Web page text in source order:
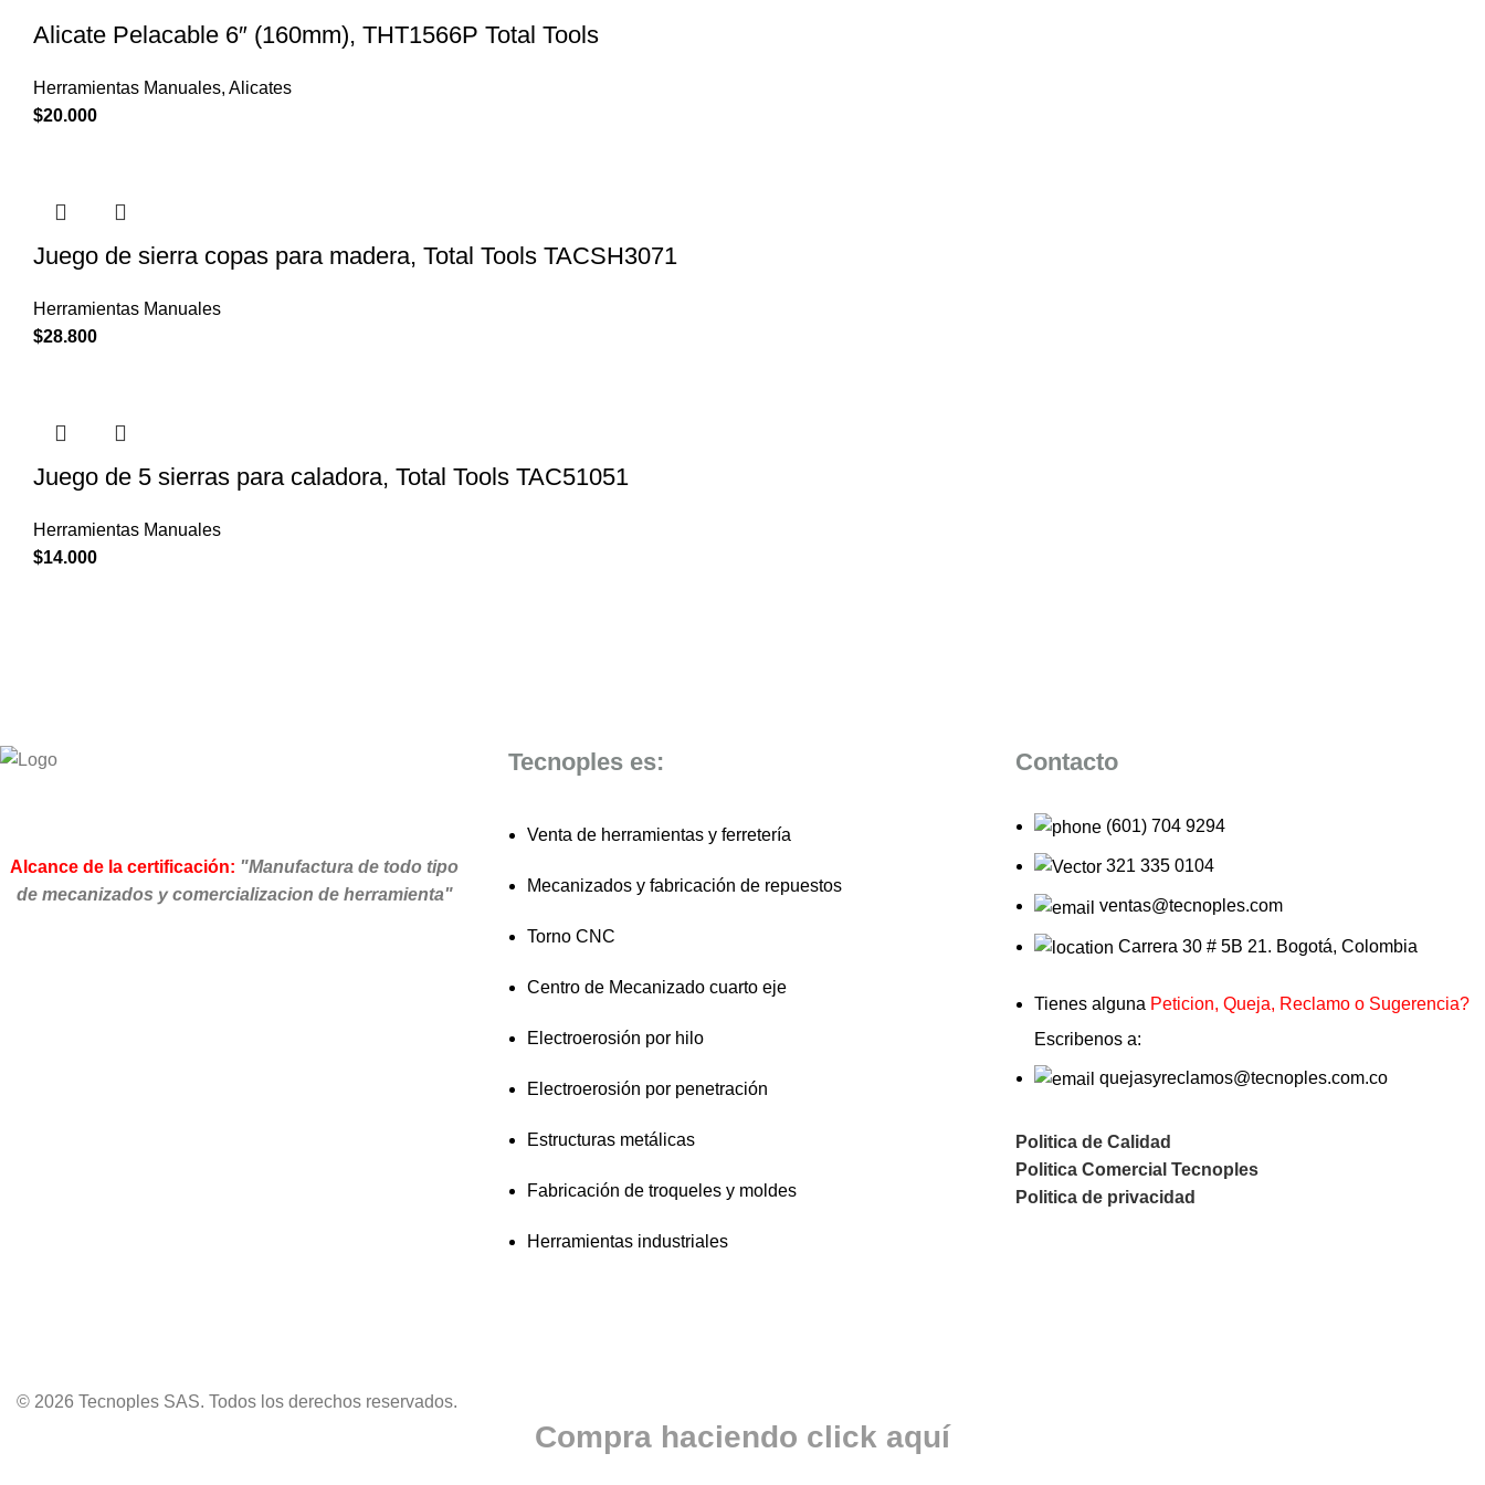
Alicate Pelacable 6″ (160mm), THT1566P Total Tools
Herramientas Manuales, Alicates
$20.000
Juego de sierra copas para madera, Total Tools TACSH3071
Herramientas Manuales
$28.800
Juego de 5 sierras para caladora, Total Tools TAC51051
Herramientas Manuales
$14.000
Alcance de la certificación: "Manufactura de todo tipo
de mecanizados y comercializacion de herramienta"
Tecnoples es:
Venta de herramientas y ferretería
Mecanizados y fabricación de repuestos
Torno CNC
Centro de Mecanizado cuarto eje
Electroerosión por hilo
Electroerosión por penetración
Estructuras metálicas
Fabricación de troqueles y moldes
Herramientas industriales
Contacto
(601) 704 9294
321 335 0104
ventas@tecnoples.com
Carrera 30 # 5B 21. Bogotá, Colombia
Tienes alguna Peticion, Queja, Reclamo o Sugerencia?
Escribenos a:
quejasyreclamos@tecnoples.com.co
Politica de Calidad
Politica Comercial Tecnoples
Politica de privacidad
© 2026 Tecnoples SAS. Todos los derechos reservados.
Compra haciendo click aquí